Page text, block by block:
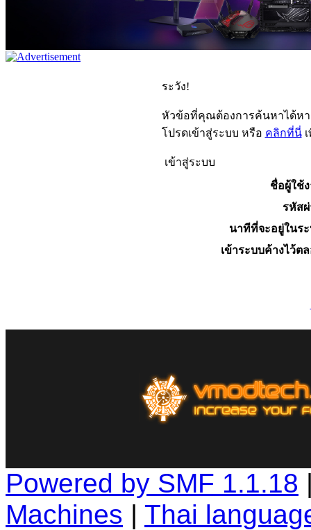
ระวัง!
หัวข้อที่คุณต้องการค้นหาได้ห
โปรดเข้าสู่ระบบ หรือ คลิกที่นี่เ
เข้าสู่ระบบ
ชื่อผู้ใช้
รหัส
นาทีที่จะอยู่ในร
เข้าระบบค้างไว้ต
Powered by SMF 1.1.18
Machines | Thai